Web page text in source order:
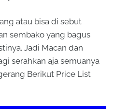
atau bisa di sebut
sembako yang bagus
Jadi Macan dan
serahkan aja semuanya
Berikut Price List